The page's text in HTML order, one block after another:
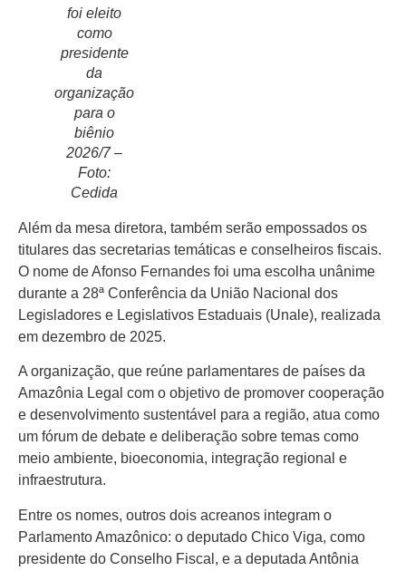
Últimas
Notícias
Agenda
Cultural
Política
Economia
Atos Oficiais
Atualidades
Blogs e
Colunas
Especiais
Gastronomia
TV Portal
Sobre o
Portal Acre
Expediente
Política de
privacidade
foi eleito
como
presidente
da
organização
para o
biênio
2026/7 –
Foto:
Cedida
Além da mesa diretora, também serão empossados os
titulares das secretarias temáticas e conselheiros fiscais.
O nome de Afonso Fernandes foi uma escolha unânime
durante a 28ª Conferência da União Nacional dos
Legisladores e Legislativos Estaduais (Unale), realizada
em dezembro de 2025.
A organização, que reúne parlamentares de países da
Amazônia Legal com o objetivo de promover cooperação
e desenvolvimento sustentável para a região, atua como
um fórum de debate e deliberação sobre temas como
meio ambiente, bioeconomia, integração regional e
infraestrutura.
Entre os nomes, outros dois acreanos integram o
Parlamento Amazônico: o deputado Chico Viga, como
presidente do Conselho Fiscal, e a deputada Antônia